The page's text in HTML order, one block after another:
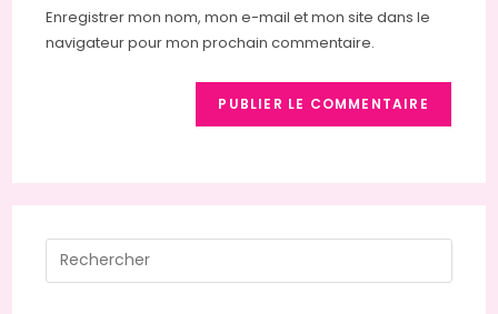
votre
site
Enregistrer mon nom, mon e-mail et mon site dans le
navigateur pour mon prochain commentaire.